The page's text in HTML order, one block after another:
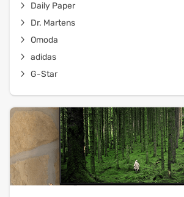
Daily Paper
Dr. Martens
Omoda
adidas
G-Star